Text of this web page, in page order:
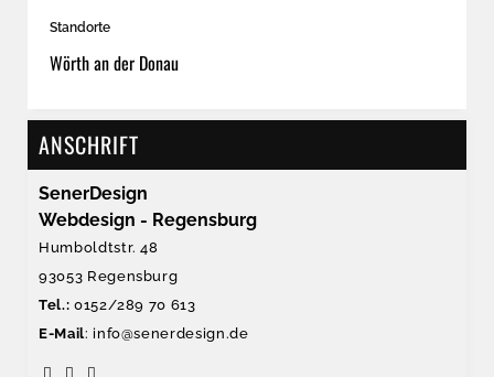
Standorte
Wörth an der Donau
ANSCHRIFT
SenerDesign
Webdesign - Regensburg
Humboldtstr. 48
93053 Regensburg
Tel.: 0152/289 70 613
E-Mail: info@senerdesign.de